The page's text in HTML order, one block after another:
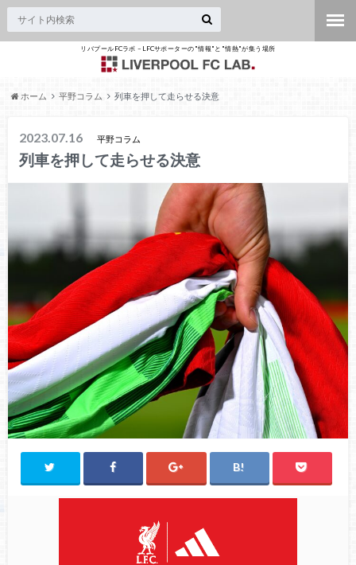
リバプールFCラボ – LFCサポーターの"情報"と"情熱"が集う場所
ホーム 平野コラム 列車を押して走らせる決意
2023.07.16 平野コラム
列車を押して走らせる決意